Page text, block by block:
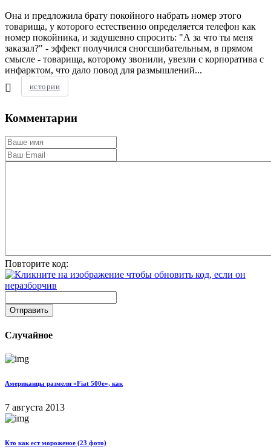
Она и предложила брату покойного набрать номер этого
товарища, у которого естественно определяется телефон как
номер покойника, и задушевно спросить: "А за что ты меня
заказал?" - эффект получился сногсшибательным, в прямом
смысле - товарища, которому звонили, увезли с корпоратива с
инфарктом, что дало повод для размышлений...
истории
Комментарии
Повторите код:
Отправить
Случайное
Американцы размели «Fiat 500e», как
7 августа 2013
Кто как ест мороженое (23 фото)